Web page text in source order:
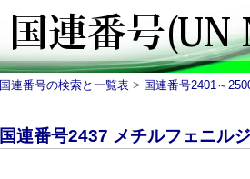
国連番号の検索と一覧表 > 国連番号2401～
国連番号2437 メチルフェニル